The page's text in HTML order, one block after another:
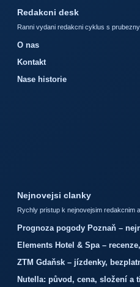
Redakcni desk
Ranni vydani redakcni cyklus s
O nas
Kontakt
Nase historie
Nejnovejsi clanky
Rychly pristup k nejnovejsim redakcnim
Prognoza pogody Poznaň –
Elements Hotel & Spa –
ZTM Gdaňsk – jízdenky,
Nutella: původ, cena, složení a